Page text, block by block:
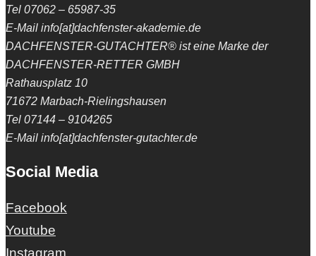
Tel 07062 – 65987-35
E-Mail info[at]dachfenster-akademie.de
DACHFENSTER-GUTACHTER® ist eine Marke der
DACHFENSTER-RETTER GMBH
Rathausplatz 10
71672 Marbach-Rielingshausen
Tel 07144 – 9104265
E-Mail info[at]dachfenster-gutachter.de
Social Media
Facebook
Youtube
Instagram